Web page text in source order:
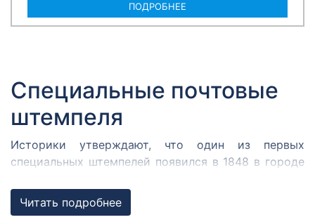
ПОДРОБНЕЕ
Специальные почтовые
штемпеля
Историки утверждают, что один из первых
специальных штемпелей появился в 1848 в городе
собрался Кромержижский парламент.
Парламентарии решили отметить его работу
Читать подробнее